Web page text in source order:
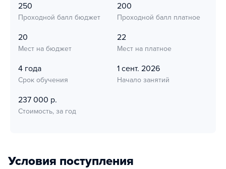
250
Проходной балл бюджет
200
Проходной балл платное
20
Мест на бюджет
22
Мест на платное
4 года
Срок обучения
1 сент. 2026
Начало занятий
237 000 р.
Стоимость, за год
Условия поступления